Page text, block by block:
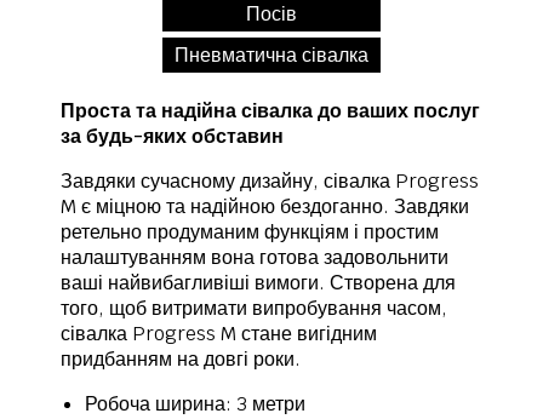
Посів
Пневматична сівалка
Проста та надійна сівалка до ваших послуг
за будь-яких обставин
Завдяки сучасному дизайну, сівалка Progress
M є міцною та надійною бездоганно. Завдяки
ретельно продуманим функціям і простим
налаштуванням вона готова задовольнити
ваші найвибагливіші вимоги. Створена для
того, щоб витримати випробування часом,
сівалка Progress M стане вигідним
придбанням на довгі роки.
Робоча ширина: 3 метри